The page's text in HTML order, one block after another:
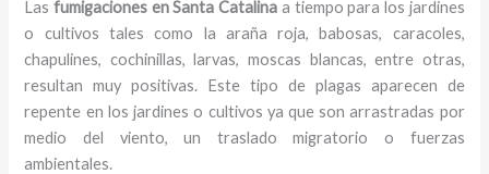
Lasfumigaciones en Santa Catalina a tiempo para los jardines
o cultivos tales como la araña roja, babosas, caracoles,
chapulines, cochinillas, larvas, moscas blancas, entre otras,
resultan muy positivas. Este tipo de plagas aparecen de
repente en los jardines o cultivos ya que son arrastradas por
medio del viento, un traslado migratorio o fuerzas
ambientales.